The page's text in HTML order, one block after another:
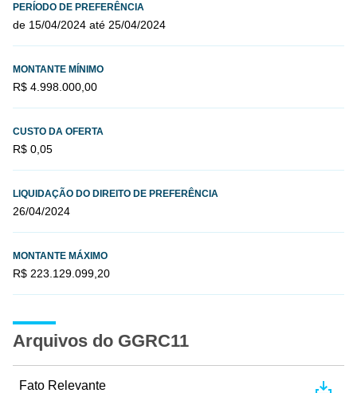
PERÍODO DE PREFERÊNCIA
de 15/04/2024 até 25/04/2024
MONTANTE MÍNIMO
R$ 4.998.000,00
CUSTO DA OFERTA
R$ 0,05
LIQUIDAÇÃO DO DIREITO DE PREFERÊNCIA
26/04/2024
MONTANTE MÁXIMO
R$ 223.129.099,20
Arquivos do GGRC11
Fato Relevante